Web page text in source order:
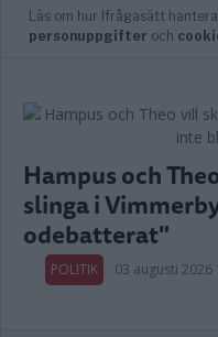
Hampus och
slinga i
odebatterat"
POLITIK 03 augusti 2026